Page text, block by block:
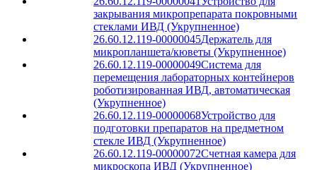
закрывания микропрепарата покровными
стеклами ИВД (Укрупненное)
26.60.12.119-00000045Держатель для
микропланшета/кюветы (Укрупненное)
26.60.12.119-00000049Система для
перемещения лабораторных контейнеров
роботизированная ИВД, автоматическая
(Укрупненное)
26.60.12.119-00000068Устройство для
подготовки препаратов на предметном
стекле ИВД (Укрупненное)
26.60.12.119-00000072Счетная камера для
микроскопа ИВД (Укрупненное)